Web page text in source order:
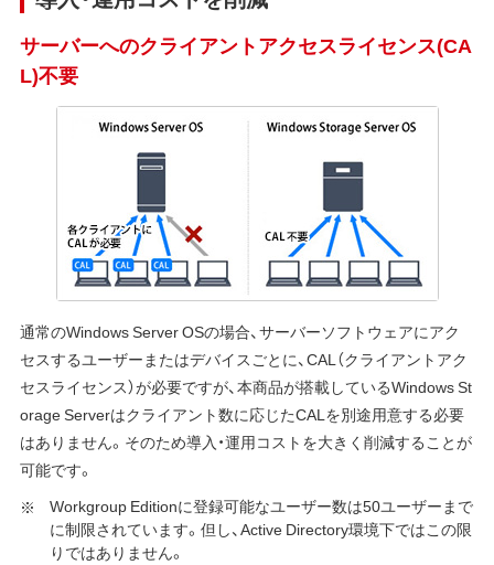
サーバーへのクライアントアクセスライセンス(CA
L)不要
通常のWindows Server OSの場合、サーバーソフトウェアにアク
セスするユーザーまたはデバイスごとに、CAL（クライアントアク
セスライセンス）が必要ですが、本商品が搭載しているWindows St
orage Serverはクライアント数に応じたCALを別途用意する必要
はありません。そのため導入・運用コストを大きく削減することが
可能です。
Workgroup Editionに登録可能なユーザー数は50ユーザーまで
に制限されています。但し、Active Directory環境下ではこの限
りではありません。